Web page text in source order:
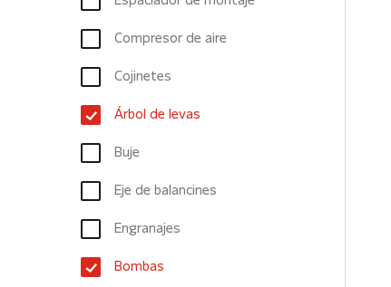
Compresor de aire
Cojinetes
Árbol de levas
Buje
Eje de balancines
Engranajes
Bombas